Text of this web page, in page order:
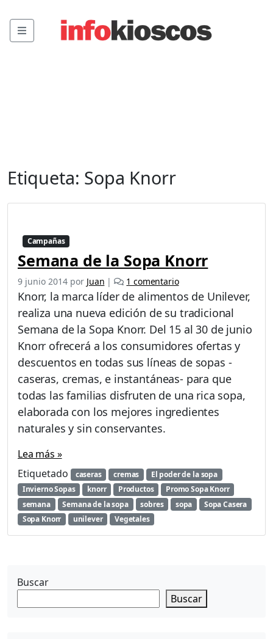
Menu
Etiqueta: Sopa Knorr
Campañas
Semana de la Sopa Knorr
9 junio 2014 por Juan | 1 comentarioe
n
e
m
a
a
d
e
l
a
K
n
o
r
Knorr, la marca líder de alimentos de Unilever,
realiza una nueva edición de su tradicional
Semana de la Sopa Knorr. Del 15 al 30 de junio
Knorr ofrecerá a los consumidores ofertas y
descuentos en todas sus líneas de sopas -
caseras, cremas, e instantáneas- para que
todas las familias disfruten de una rica sopa,
elaborada con los mejores ingredientes
naturales y sin conservantes.
Lea más »
Etiquetado
caseras cremas
El poder de la sopa
Invierno Sopas
knorr Productos
Promo Sopa Knorr
semana
Semana de la sopa sobres sopa
Sopa Casera
Sopa Knorr
unilever Vegetales
Buscar
Buscar